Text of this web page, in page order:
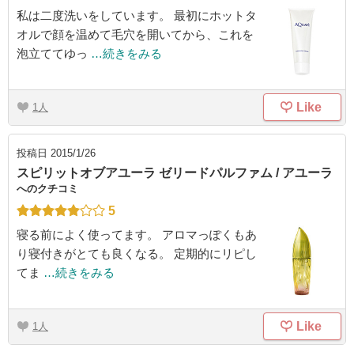
私は二度洗いをしています。 最初にホットタ
オルで顔を温めて毛穴を開いてから、これを
泡立ててゆっ …続きをみる
1 Like
投稿日 2015/1/26
スピリットオブアユーラ ゼリードパルファム / アユーラ
へのクチコミ
5
寝る前によく使ってます。 アロマっぽくもあ
り寝付きがとても良くなる。 定期的にリピし
てま …続きをみる
1 Like